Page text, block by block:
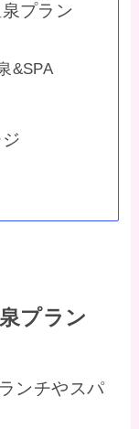
プラン
&SPA
プラン
ンチやスパ